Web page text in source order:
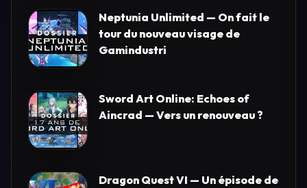
Neptunia Unlimited — On fait le
tour du nouveau visage de
Gamindustri
Sword Art Online: Echoes of
Aincrad — Vers un renouveau ?
Dragon Quest VI — Un épisode de